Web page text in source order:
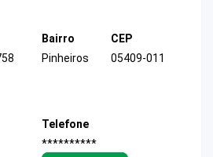
Bairro
Pinheiros
CEP
05409-011
Telefone
**********